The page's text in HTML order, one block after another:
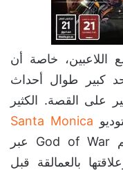
اللاعبين، خاصة أن
كبير طوال أحداث
على القصة. الكثير
Santa Monica
يمتلكان فرصة مثالية لتوسيع عالم God of War عبر
بالعمالقة قبل